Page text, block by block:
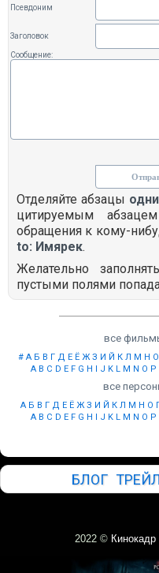
Псевдоним
Заголовок
Сообщение:
Отделяйте абзацы
цитируемым
обращения к кому-
to: Имярек.
Желательно
пустыми полями
все
# А Б В Г Д Е Ё Ж З И Й К Л М Н О
A B C D E F G H I J K L M N O P
все
А Б В Г Д Е Ё Ж З И Й К Л М Н О
A B C D E F G H I J K L M N O P
БЛОГ
2022 © Кинокадр